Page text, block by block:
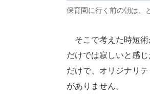
保育園に行く前の朝は、
そこで考えた時短術
だけでは寂しいと感
だけで、オリジナリ
がありません。